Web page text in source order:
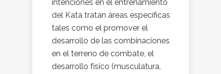
intenciones en el entrenamiento
del Kata tratan áreas específicas
tales como el promover el
desarrollo de las combinaciones
en el terreno de combate, el
desarrollo físico (musculatura,